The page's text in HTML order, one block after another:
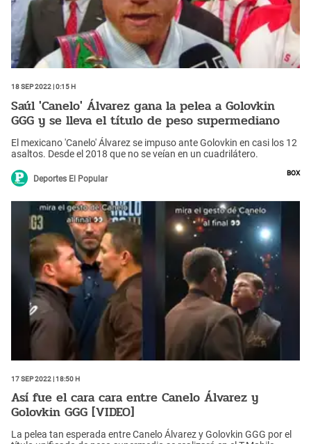
18 Sep 2022 | 0:15 h
Saúl 'Canelo' Álvarez gana la pelea a Golovkin
GGG y se lleva el título de peso supermediano
El mexicano 'Canelo' Álvarez se impuso ante Golovkin en casi los 12
asaltos. Desde el 2018 que no se veían en un cuadrilátero.
Deportes El Popular
Box
17 Sep 2022 | 18:50 h
Así fue el cara cara entre Canelo Álvarez y
Golovkin GGG [VIDEO]
La pelea tan esperada entre Canelo Álvarez y Golovkin GGG por el